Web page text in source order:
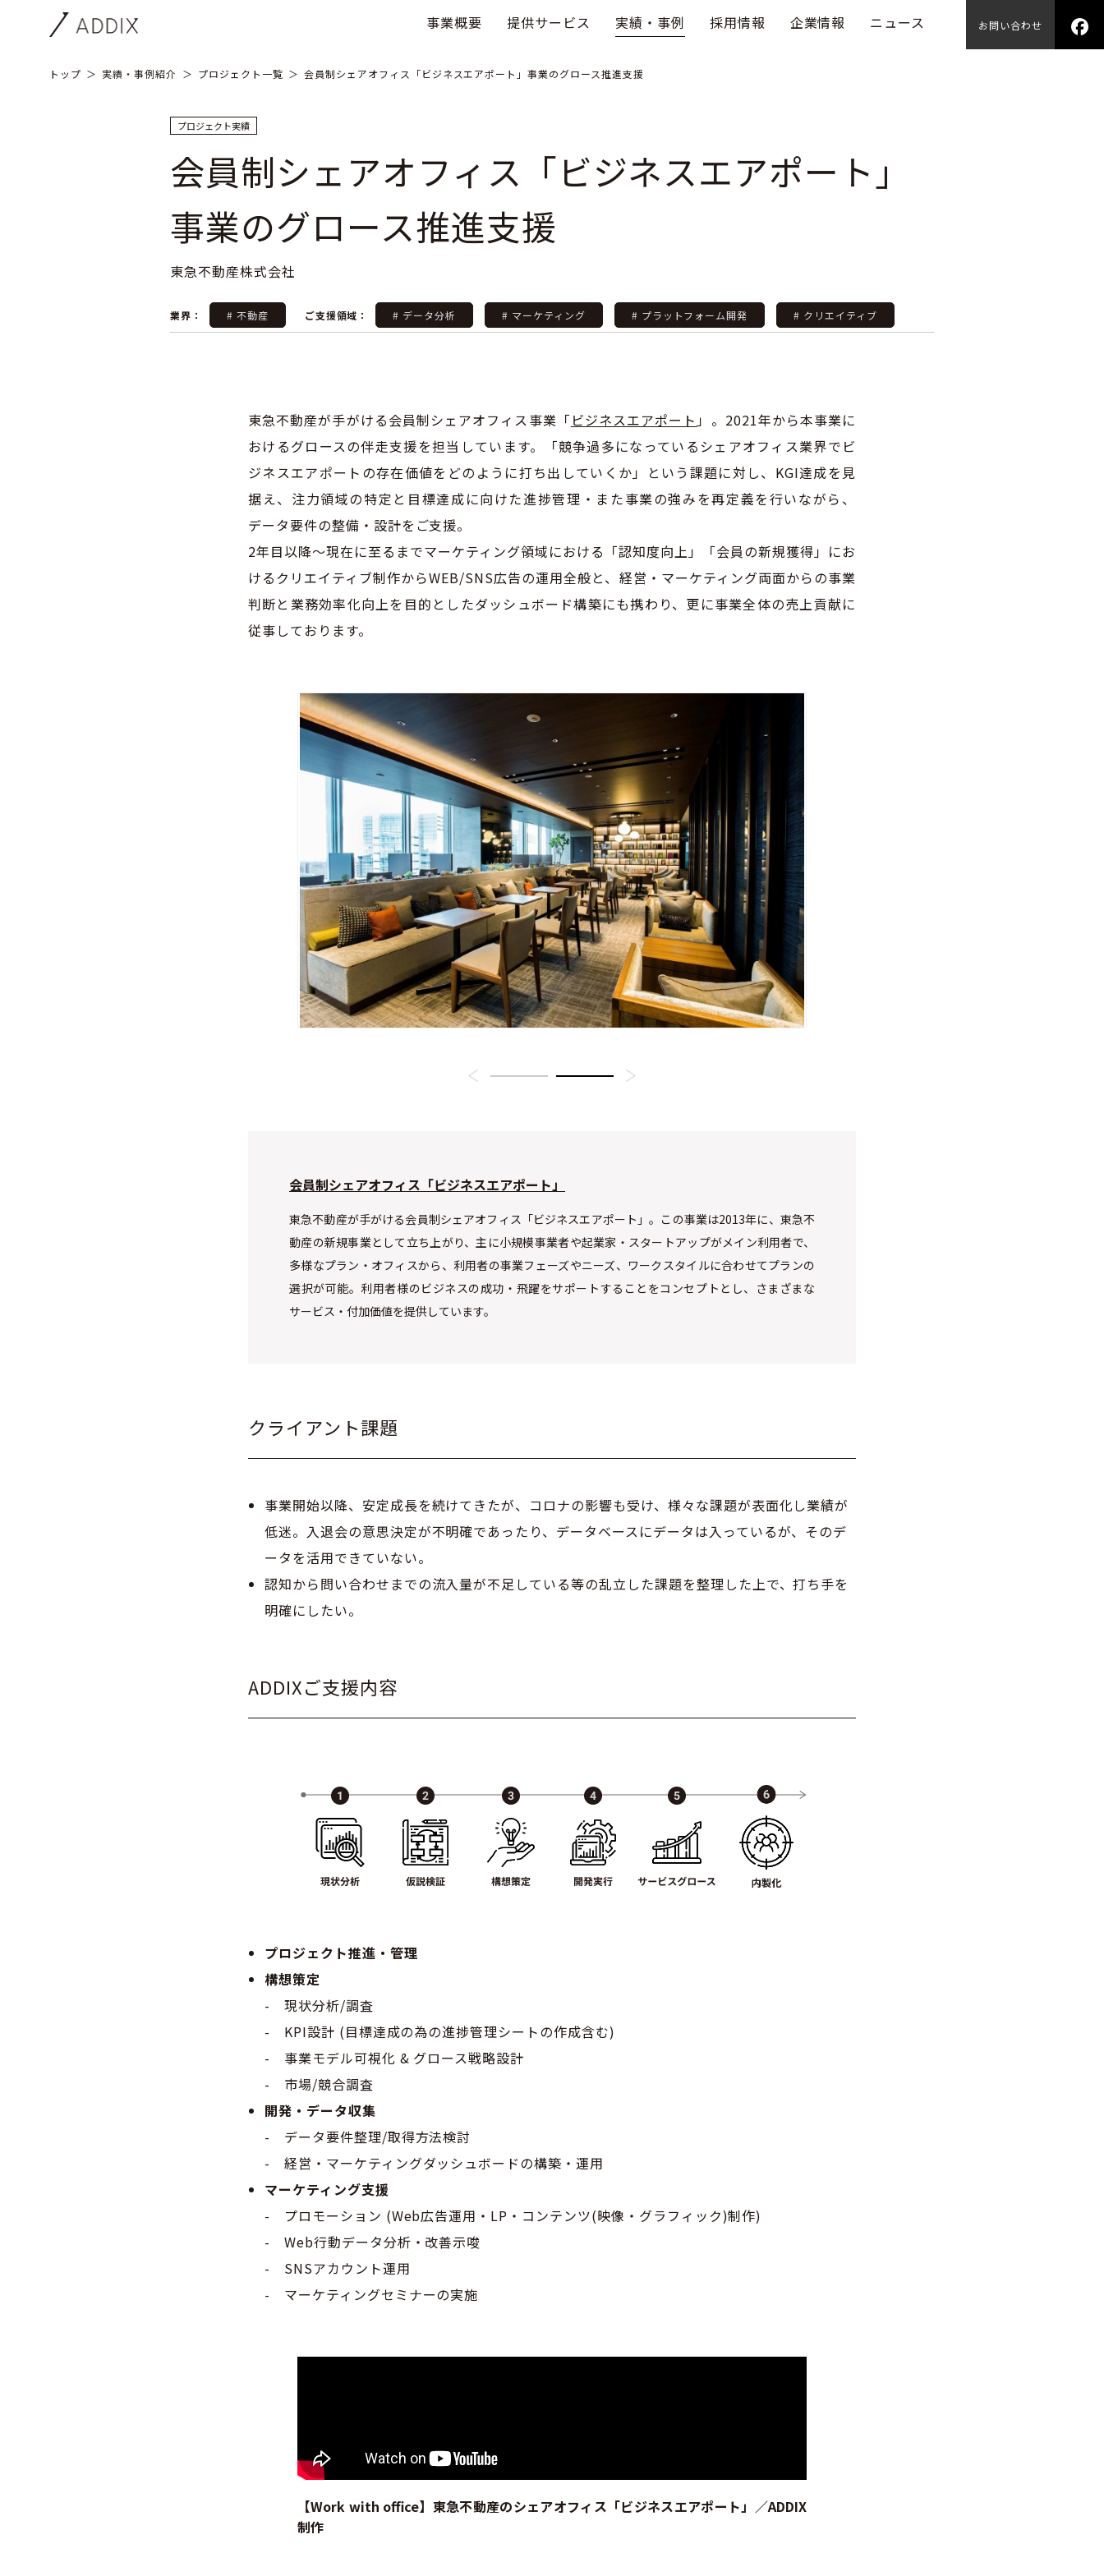
事業概要 提供サービス 実績・事例 採用情報 企業情報 ニュース お問い合わせ
トップ 実績・事例紹介 プロジェクト一覧 会員制シェアオフィス「ビジネスエアポート」事業のグロース推進支援
プロジェクト実績
会員制シェアオフィス「ビジネスエアポート」
事業のグロース推進支援
東急不動産株式会社
業界： # 不動産 ご支援領域： # データ分析 # マーケティング # プラットフォーム開発 # クリエイティブ
東急不動産が手がける会員制シェアオフィス事業「 ビジネスエアポート」。2021年から本事業に
おけるグロースの伴走支援を担当しています。「競争過多になっているシェアオフィス業界でビ
ジネスエアポートの存在価値をどのように打ち出していくか」という課題に対し、KGI達成を見
据え、注力領域の特定と目標達成に向けた進捗管理・また事業の強みを再定義を行いながら、
データ要件の整備・設計をご支援。
2年目以降〜現在に至るまでマーケティング領域における「認知度向上」「会員の新規獲得」にお
けるクリエイティブ制作からWEB/SNS広告の運用全般と、経営・マーケティング両面からの事業
判断と業務効率化向上を目的としたダッシュボード構築にも携わり、更に事業全体の売上貢献に
従事しております。
会員制シェアオフィス「ビジネスエアポート」
東急不動産が手がける会員制シェアオフィス「ビジネスエアポート」。この事業は2013年に、東急不
動産の新規事業として立ち上がり、主に小規模事業者や起業家・スタートアップがメイン利用者で、
多様なプラン・オフィスから、利用者の事業フェーズやニーズ、ワークスタイルに合わせてプランの
選択が可能。利用者様のビジネスの成功・飛躍をサポートすることをコンセプトとし、さまざまな
サービス・付加価値を提供しています。
クライアント課題
事業開始以降、安定成長を続けてきたが、コロナの影響も受け、様々な課題が表面化し業績が
低迷。入退会の意思決定が不明確であったり、データベースにデータは入っているが、そのデ
ータを活用できていない。
認知から問い合わせまでの流入量が不足している等の乱立した課題を整理した上で、打ち手を
明確にしたい。
ADDIXご支援内容
プロジェクト推進・管理
構想策定
- 現状分析/調査
- KPI設計 (目標達成の為の進捗管理シートの作成含む)
- 事業モデル可視化 & グロース戦略設計
- 市場/競合調査
開発・データ収集
- データ要件整理/取得方法検討
- 経営・マーケティングダッシュボードの構築・運用
マーケティング支援
- プロモーション (Web広告運用・LP・コンテンツ(映像・グラフィック)制作)
- Web行動データ分析・改善示唆
- SNSアカウント運用
- マーケティングセミナーの実施
【Work with office】東急不動産のシェアオフィス「ビジネスエアポート」／ADDIX
制作